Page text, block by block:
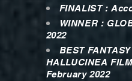
FINALIST :
WINNER :
2022
BEST
HALLUCINEA
February 2022